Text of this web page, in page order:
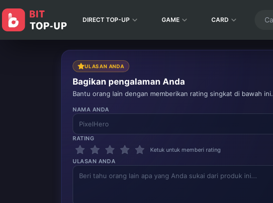
DIRECT TOP-UP GAME CARD
ULASAN ANDA
Bagikan pengalaman Anda
Bantu orang lain dengan memberikan rating singkat di bawah ini.
NAMA ANDA
RATING
Ketuk untuk memberi rating
ULASAN ANDA